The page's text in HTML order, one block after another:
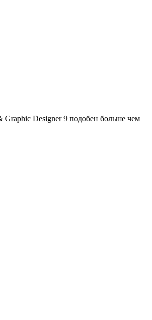
Graphic Designer 9 подобен больше чем